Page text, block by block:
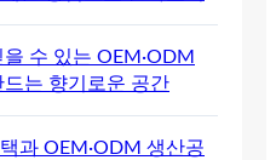
수 있는 OEM·ODM
는 향기로운 공간
과 OEM·ODM 생산공